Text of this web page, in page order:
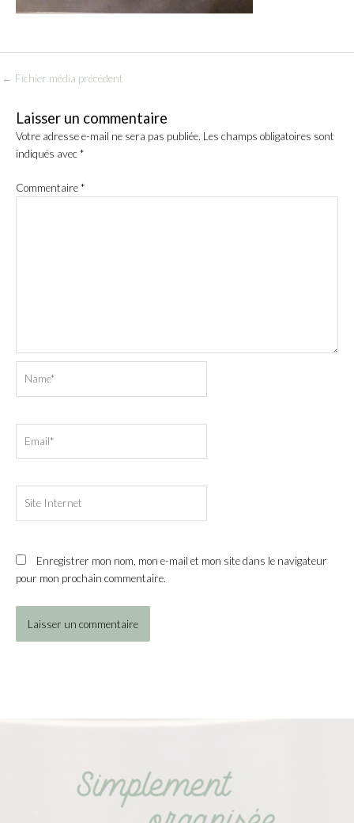
← Fichier média précédent
Laisser un commentaire
Votre adresse e-mail ne sera pas publiée. Les champs obligatoires sont
indiqués avec*
Commentaire*
Internet
Enregistrer mon nom, mon e-mail et mon site dans le navigateur
pour mon prochain commentaire.